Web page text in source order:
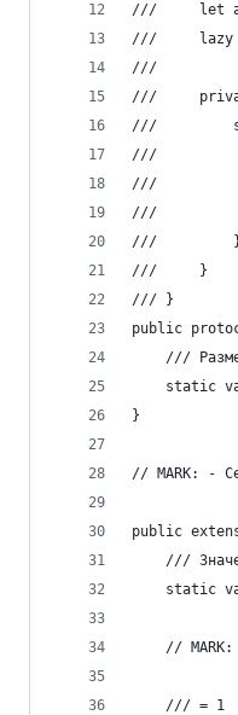
///     let
///     lazy
///
///
///
///
///
///
///
///     }
/// }
public
///
static
}
// MARK: -
public
///
static
// MARK:
    /// = 1